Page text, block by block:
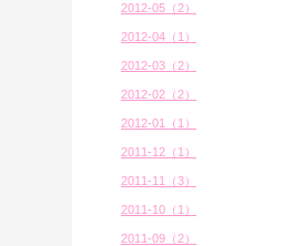
2012-05（2）
2012-04（1）
2012-03（2）
2012-02（2）
2012-01（1）
2011-12（1）
2011-11（3）
2011-10（1）
2011-09（2）